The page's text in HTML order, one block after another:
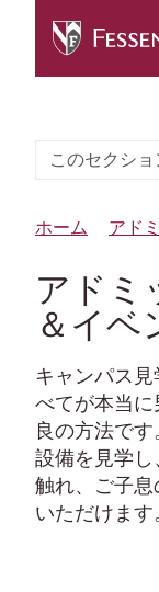
ホーム アド
このセクショ
アドミ
＆イベ
キャンパス
べてが本当
良の方法で
設備を見学
触れ、ご子
いただけます